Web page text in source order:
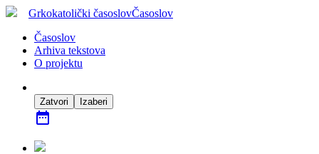
Grkokatolički časoslovČasoslov
Časoslov
Arhiva tekstova
O projektu
Zatvori Izaberi
date_range